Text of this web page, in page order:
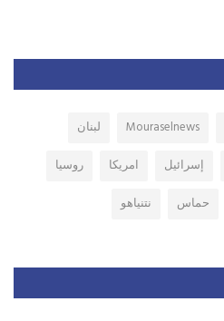
Mouraselnews
لبنان
إسرائيل امريكا
روسيا
حماس نتنياهو